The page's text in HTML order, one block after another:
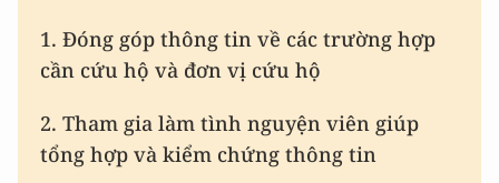
1. Đóng góp thông tin về các trường hợp
cần cứu hộ và đơn vị cứu hộ
2. Tham gia làm tình nguyện viên giúp
tổng hợp và kiểm chứng thông tin